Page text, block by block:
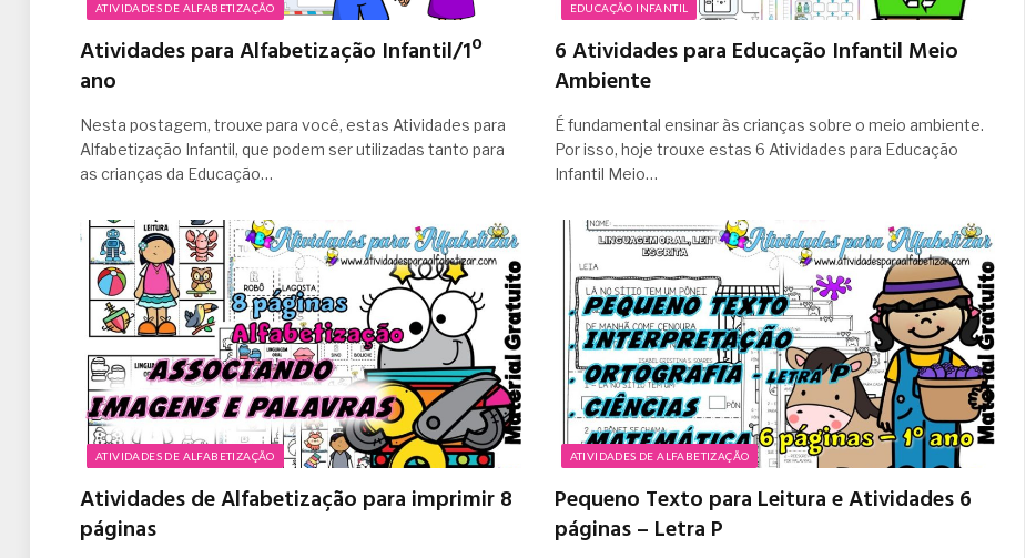
ATIVIDADES DE ALFABETIZAÇÃO
Atividades para Alfabetização Infantil/1º
ano
Nesta postagem, trouxe para você, estas Atividades para
Alfabetização Infantil, que podem ser utilizadas tanto para
as crianças da Educação…
EDUCAÇÃO INFANTIL
6 Atividades para Educação Infantil Meio
Ambiente
É fundamental ensinar às crianças sobre o meio ambiente.
Por isso, hoje trouxe estas 6 Atividades para Educação
Infantil Meio…
ATIVIDADES DE ALFABETIZAÇÃO
Atividades de Alfabetização para imprimir 8
páginas
ATIVIDADES DE ALFABETIZAÇÃO
Pequeno Texto para Leitura e Atividades 6
páginas – Letra P